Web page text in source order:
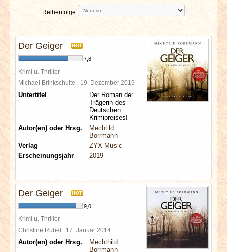
VERLOSUNGEN
SPECIALS
REDAKTION
Reihenfolge
Der Geiger HOT
7,8
Krimi u. Thriller
Michael Brinkschulte 19. Dezember 2019
Untertitel
Der Roman der
Trägerin des
Deutschen
Krimipreises!
Autor(en) oder Hrsg.
Mechtild
Borrmann
Verlag
ZYX Music
Erscheinungsjahr
2019
Der Geiger HOT
9,0
Krimi u. Thriller
Christine Rubel 17. Januar 2014
Autor(en) oder Hrsg.
Mechthild
Borrmann